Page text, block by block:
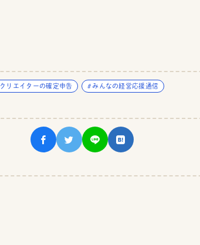
クリエイターの確定申告 みんなの経営応援通信